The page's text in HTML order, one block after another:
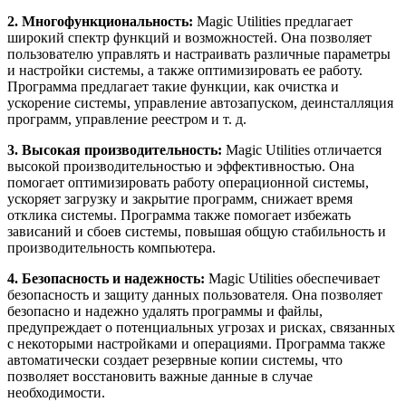
2. Многофункциональность: Magic Utilities предлагает
широкий спектр функций и возможностей. Она позволяет
пользователю управлять и настраивать различные параметры
и настройки системы, а также оптимизировать ее работу.
Программа предлагает такие функции, как очистка и
ускорение системы, управление автозапуском, деинсталляция
программ, управление реестром и т. д.
3. Высокая производительность: Magic Utilities отличается
высокой производительностью и эффективностью. Она
помогает оптимизировать работу операционной системы,
ускоряет загрузку и закрытие программ, снижает время
отклика системы. Программа также помогает избежать
зависаний и сбоев системы, повышая общую стабильность и
производительность компьютера.
4. Безопасность и надежность: Magic Utilities обеспечивает
безопасность и защиту данных пользователя. Она позволяет
безопасно и надежно удалять программы и файлы,
предупреждает о потенциальных угрозах и рисках, связанных
с некоторыми настройками и операциями. Программа также
автоматически создает резервные копии системы, что
позволяет восстановить важные данные в случае
необходимости.